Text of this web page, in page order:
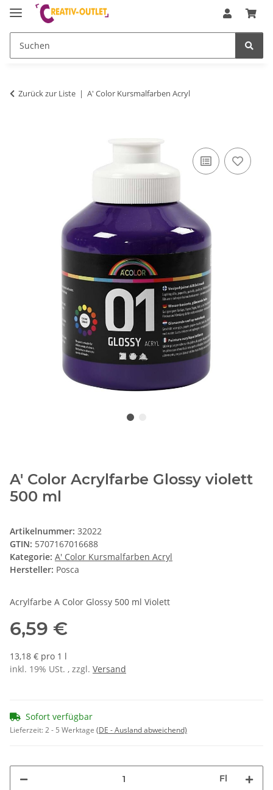
Zurück zur Liste A' Color Kursmalfarben Acryl
A' Color Acrylfarbe Glossy violett
500 ml
Artikelnummer: 32022
GTIN: 5707167016688
Kategorie: A' Color Kursmalfarben Acryl
Hersteller: Posca
Acrylfarbe A Color Glossy 500 ml Violett
6,59 €
13,18 € pro 1 l
inkl. 19% USt. , zzgl. Versand
Sofort verfügbar
Lieferzeit:2 - 5 Werktage (DE - Ausland abweichend)
Fl